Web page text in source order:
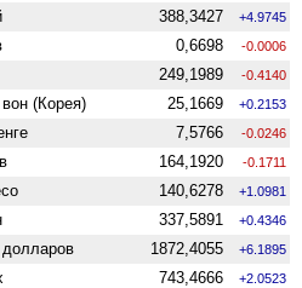
388,3427 +4.9745
0,6698 -0.0006
249,1989 -0.4140
(Корея) 25,1669 +0.2153
7,5766 -0.0246
164,1920 -0.1711
140,6278 +1.0981
337,5891 +0.4346
долларов 1872,4055 +6.1895
743,4666 +2.0523